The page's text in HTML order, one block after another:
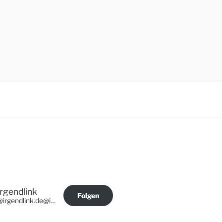
@irgendlink.de@irgendlink.de
Folgen